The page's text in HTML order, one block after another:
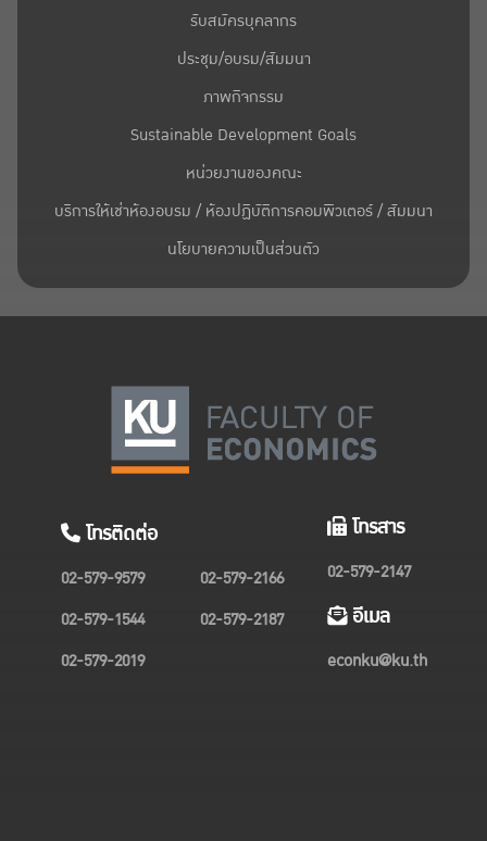
รับสมัครบุคลากร
ประชุม/อบรม/สัมมนา
ภาพกิจกรรม
Sustainable Development Goals
หน่วยงานของคณะ
บริการให้เช่าห้องอบรม / ห้องปฏิบัติการคอมพิวเตอร์ / สัมมนา
นโยบายความเป็นส่วนตัว
โทรติดต่อ
02-579-9579
02-579-1544
02-579-2019
02-579-2166
02-579-2187
โทรสาร
02-579-2147
อีเมล
econku@ku.th